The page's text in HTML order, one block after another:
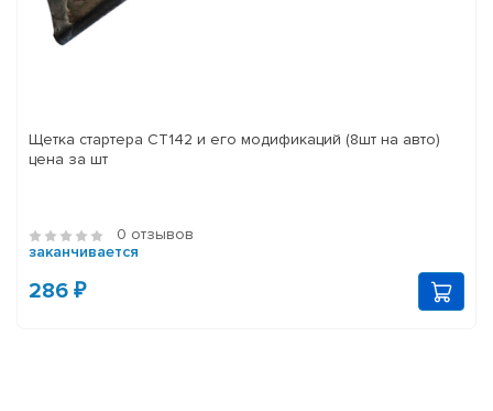
Щетка стартера СТ142 и его модификаций (8шт на авто)
цена за шт
0 отзывов
заканчивается
286 ₽